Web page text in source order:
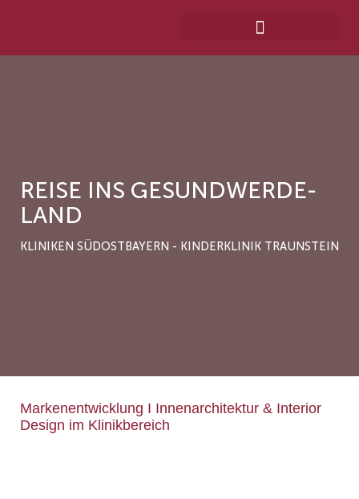
REISE INS GESUNDWERDE-
LAND
KLINIKEN SÜDOSTBAYERN - KINDERKLINIK TRAUNSTEIN
Markenentwicklung I Innenarchitektur & Interior
Design im Klinikbereich